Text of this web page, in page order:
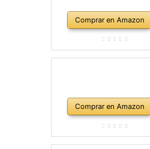
Comprar en Amazon
Comprar en Amazon